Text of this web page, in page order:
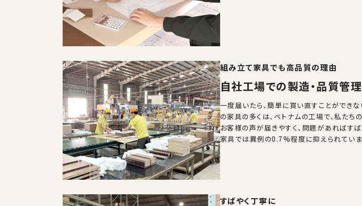
組み立て家具でも高品質の理由
自社工場での製造・品質管理
一度届いたら、簡単に買い直すことができ
の家具の多くは、ベトナムの工場で、私たち
お客様の声が届きやすく、問題があればす
家具では異例の0.7%程度に抑えられていま
すばやく丁寧に